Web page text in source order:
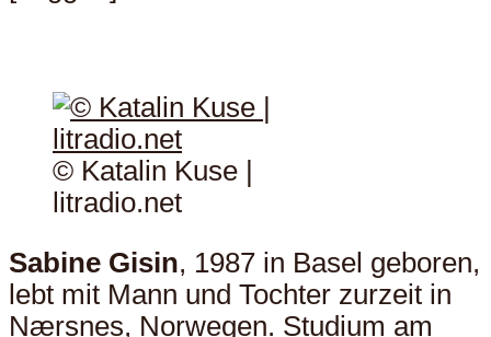
© Katalin Kuse |
litradio.net
Sabine Gisin, 1987 in Basel geboren,
lebt mit Mann und Tochter zurzeit in
Nærsnes, Norwegen. Studium am